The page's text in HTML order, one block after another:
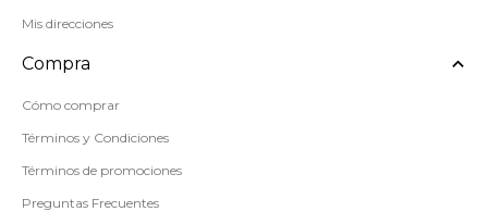
Mis direcciones
Compra
Cómo comprar
Términos y Condiciones
Términos de promociones
Preguntas Frecuentes